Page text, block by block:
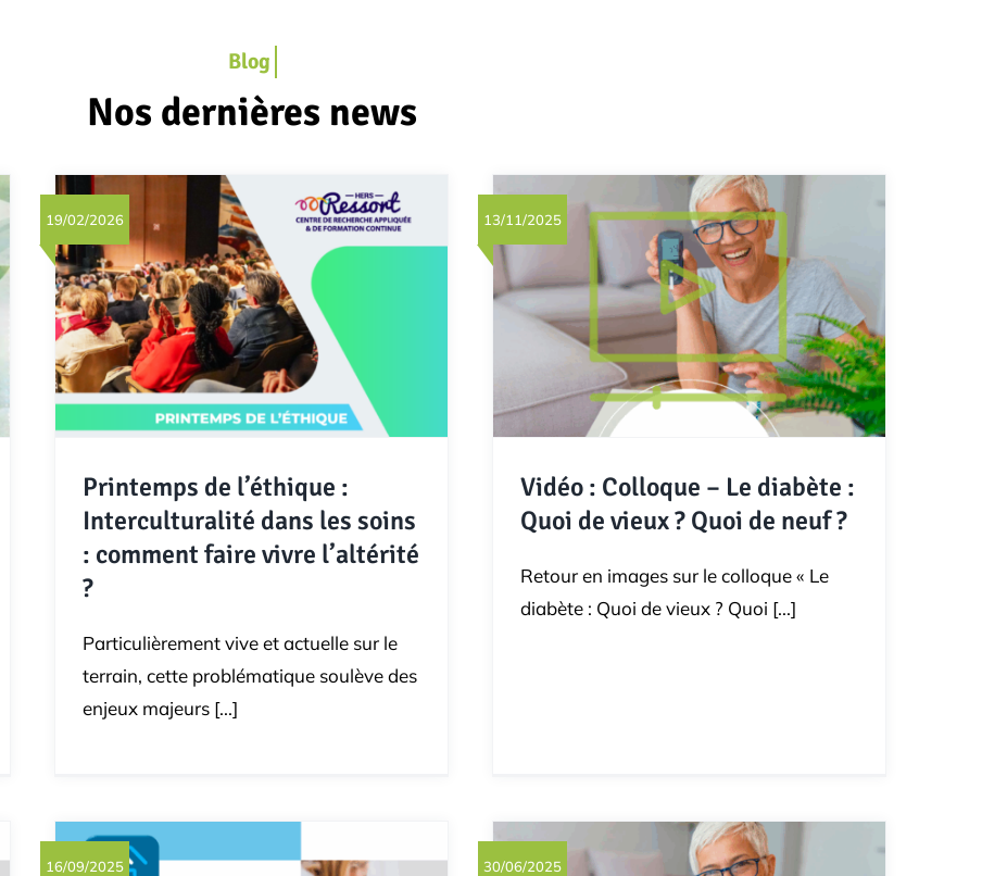
Nos dernières news
Printemps de l’éthique :
Interculturalité dans les soins
: comment faire vivre l’altérité
?
19/02/2026
Particulièrement vive et actuelle sur le
terrain, cette problématique soulève des
enjeux majeurs [...]
Vidéo : Colloque – Le diabète :
Quoi de vieux ? Quoi de neuf ?
13/11/2025
Retour en images sur le colloque « Le
diabète : Quoi de vieux ? Quoi [...]
16/09/2025 30/06/2025